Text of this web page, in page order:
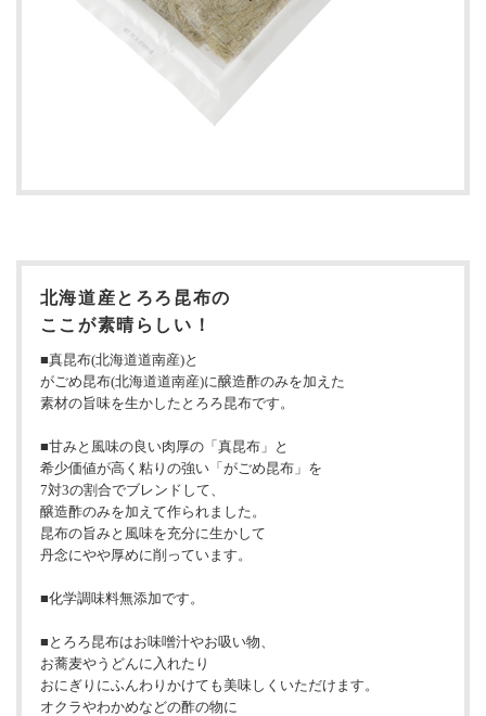
北海道産とろろ昆布の
ここが素晴らしい！
■真昆布(北海道道南産)と
がごめ昆布(北海道道南産)に醸造酢のみを加えた
素材の旨味を生かしたとろろ昆布です。
■甘みと風味の良い肉厚の「真昆布」と
希少価値が高く粘りの強い「がごめ昆布」を
7対3の割合でブレンドして、
醸造酢のみを加えて作られました。
昆布の旨みと風味を充分に生かして
丹念にやや厚めに削っています。
■化学調味料無添加です。
■とろろ昆布はお味噌汁やお吸い物、
お蕎麦やうどんに入れたり
おにぎりにふんわりかけても美味しくいただけます。
オクラやわかめなどの酢の物に